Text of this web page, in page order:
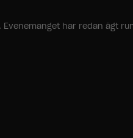
har redan ägt